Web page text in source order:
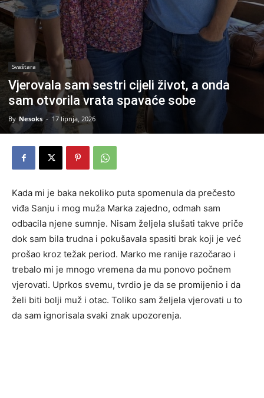
Svaštara
Vjerovala sam sestri cijeli život, a onda
sam otvorila vrata spavaće sobe
By Nesoks - 17 lipnja, 2026
Kada mi je baka nekoliko puta spomenula da prečesto
viđa Sanju i mog muža Marka zajedno, odmah sam
odbacila njene sumnje. Nisam željela slušati takve priče
dok sam bila trudna i pokušavala spasiti brak koji je već
prošao kroz težak period. Marko me ranije razočarao i
trebalo mi je mnogo vremena da mu ponovo počnem
vjerovati. Uprkos svemu, tvrdio je da se promijenio i da
želi biti bolji muž i otac. Toliko sam željela vjerovati u to
da sam ignorisala svaki znak upozorenja.